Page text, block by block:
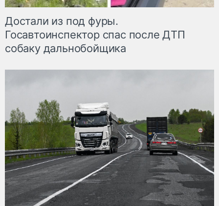
Достали из под фуры.
Госавтоинспектор спас после ДТП
собаку дальнобойщика